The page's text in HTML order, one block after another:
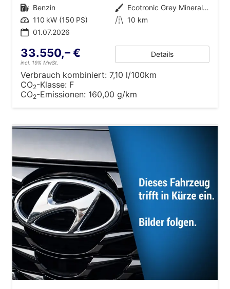
Kraftstoff Benzin Außenfarbe
Ecotronic Grey Mineraleffekt
Leistung 110 kW (150 PS) Kilometerstand 10 km
01.07.2026
33.550,– €
incl. 19% MwSt.
Details
Verbrauch kombiniert: 7,10 l/100km
CO2-Klasse: F
CO2-Emissionen: 160,00 g/km